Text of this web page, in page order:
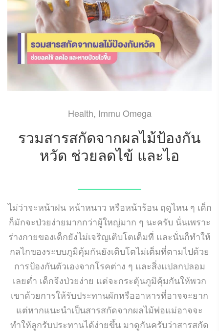
Health, Immu Omega
รวมสารสกัดจากผลไม้ป้องกัน
หวัด ช่วยลดไข้ และไอ
ไม่ว่าจะหน้าฝน หน้าหนาว หรือหน้าร้อน ฤดูไหน ๆ เด็ก
ก็มักจะป่วยง่ายมากกว่าผู้ใหญ่มาก ๆ นะครับ นั่นเพราะ
ร่างกายของเด็กยังไม่เจริญเติบโตเต็มที่ และนั่นก็ทำให้
กลไกของระบบภูมิคุ้มกันยังเติบโตไม่เต็มที่ตามไปด้วย
การป้องกันตัวเองจากโรคต่าง ๆ และสิ่งแปลกปลอม
เลยต่ำ เด็กจึงป่วยง่าย แต่จะกระตุ้นภูมิคุ้มกันให้พวก
เขาด้วยการให้รับประทานผักหรืออาหารที่อาจจะยาก
แต่หากแนะนำเป็นสารสกัดจากผลไม้พ่อแม่อาจจะ
ทำให้ลูกรับประทานได้ง่ายขึ้น มาดูกันครับว่าสารสกัด